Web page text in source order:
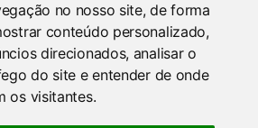
no nosso site, de forma
conteúdo personalizado,
direcionados, analisar o
do site e entender de onde
os visitantes.
Schedule
feira: 08h às 12h e das 13h30min às
17h30min